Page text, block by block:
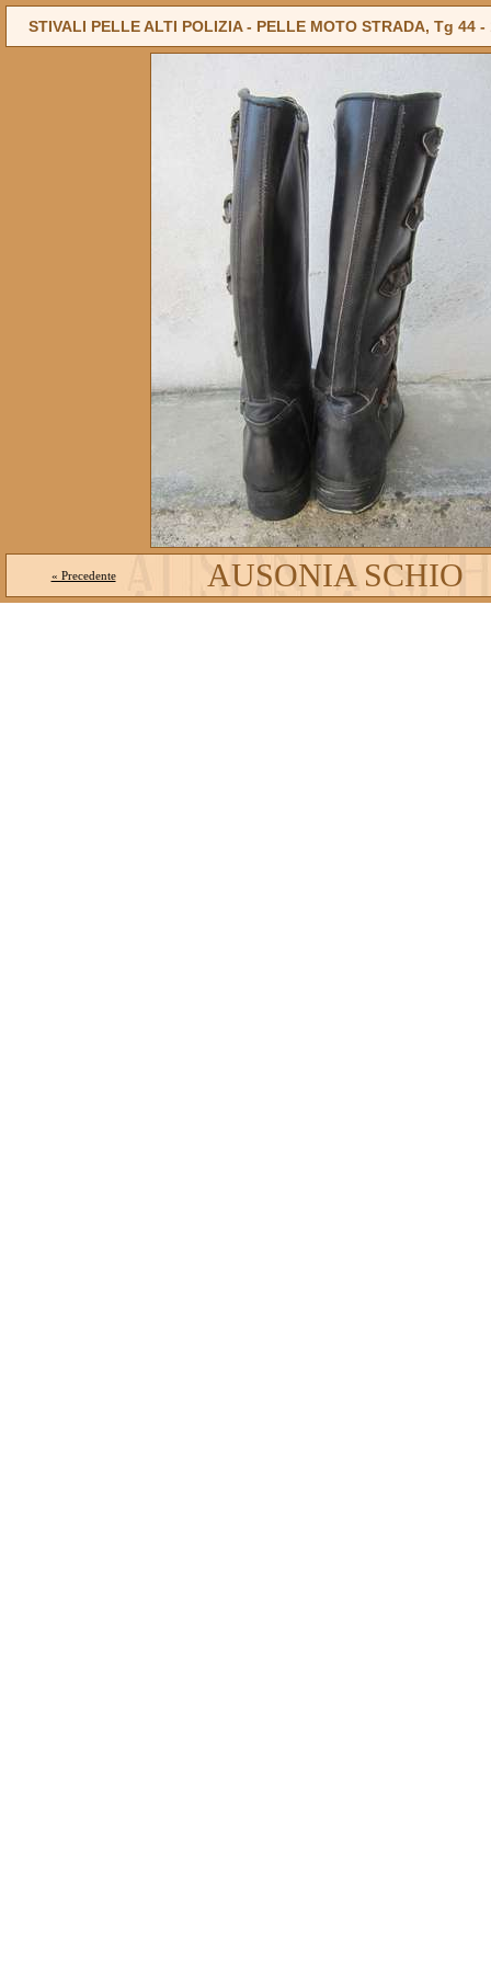
STIVALI PELLE ALTI POLIZIA - PELLE MOTO STRADA, Tg 44 -
« Precedente AUSONIA SCHIO